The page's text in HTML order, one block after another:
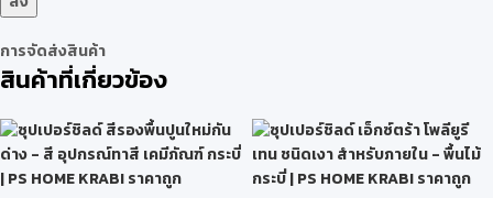
การจัดส่งสินค้า
สินค้าที่เกี่ยวข้อง